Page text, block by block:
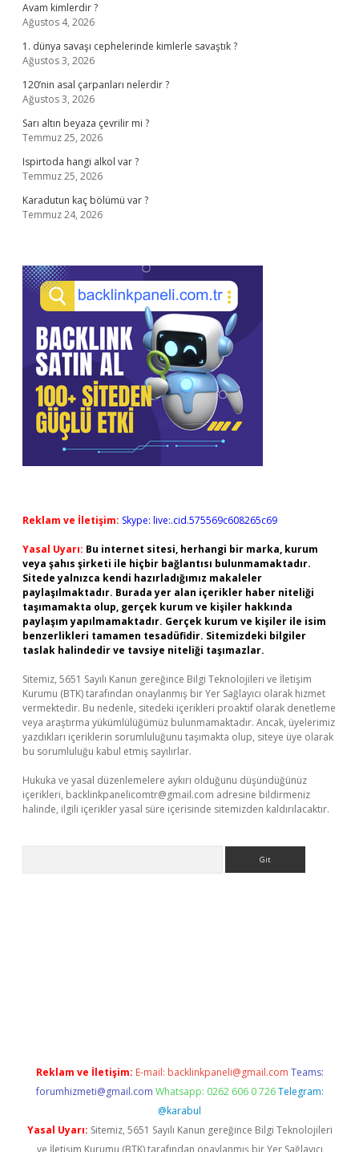
Avam kimlerdir ?
Ağustos 4, 2026
1. dünya savaşı cephelerinde kimlerle savaştık ?
Ağustos 3, 2026
120’nin asal çarpanları nelerdir ?
Ağustos 3, 2026
Sarı altın beyaza çevrilir mi ?
Temmuz 25, 2026
Ispirtoda hangi alkol var ?
Temmuz 25, 2026
Karadutun kaç bölümü var ?
Temmuz 24, 2026
Reklam ve İletişim: Skype: live:.cid.575569c608265c69
Yasal Uyarı: Bu internet sitesi, herhangi bir marka, kurum
veya şahıs şirketi ile hiçbir bağlantısı bulunmamaktadır.
Sitede yalnızca kendi hazırladığımız makaleler
paylaşılmaktadır. Burada yer alan içerikler haber niteliği
taşımamakta olup, gerçek kurum ve kişiler hakkında
paylaşım yapılmamaktadır. Gerçek kurum ve kişiler ile isim
benzerlikleri tamamen tesadüfidir. Sitemizdeki bilgiler
taslak halindedir ve tavsiye niteliği taşımazlar.
Sitemiz, 5651 Sayılı Kanun gereğince Bilgi Teknolojileri ve İletişim
Kurumu (BTK) tarafından onaylanmış bir Yer Sağlayıcı olarak hizmet
vermektedir. Bu nedenle, sitedeki içerikleri proaktif olarak denetleme
veya araştırma yükümlülüğümüz bulunmamaktadır. Ancak, üyelerimiz
yazdıkları içeriklerin sorumluluğunu taşımakta olup, siteye üye olarak
bu sorumluluğu kabul etmiş sayılırlar.
Hukuka ve yasal düzenlemelere aykırı olduğunu düşündüğünüz
içerikleri, backlinkpanelicomtr@gmail.com adresine bildirmeniz
halinde, ilgili içerikler yasal süre içerisinde sitemizden kaldırılacaktır.
Reklam ve İletişim: E-mail: backlinkpaneli@gmail.com Teams:
forumhizmeti@gmail.com Whatsapp: 0262 606 0 726 Telegram:
@karabul
Yasal Uyarı: Sitemiz, 5651 Sayılı Kanun gereğince Bilgi Teknolojileri
ve İletişim Kurumu (BTK) tarafından onaylanmış bir Yer Sağlayıcı